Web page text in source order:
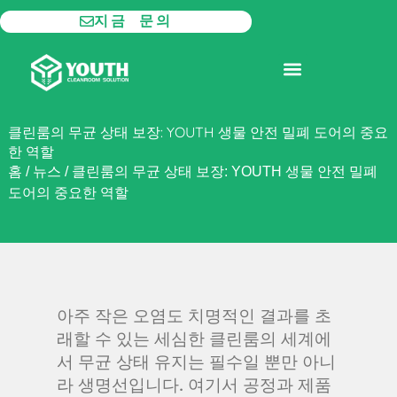
콘
텐
뛰
기
지금 문의
클린룸의 무균 상태 보장: YOUTH 생물 안전 밀폐 도어의 중요
한 역할
홈 / 뉴스 / 클린룸의 무균 상태 보장: YOUTH 생물 안전 밀폐
도어의 중요한 역할
아주 작은 오염도 치명적인 결과를 초
래할 수 있는 세심한 클린룸의 세계에
서 무균 상태 유지는 필수일 뿐만 아니
라 생명선입니다. 여기서 공정과 제품